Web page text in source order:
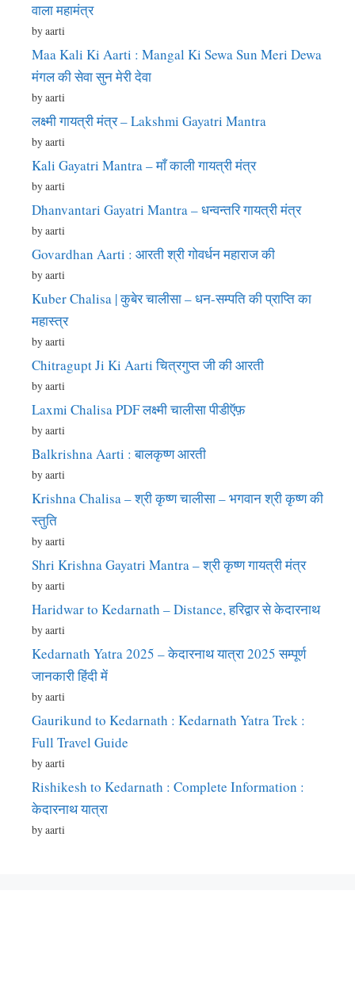
वाला महामंत्र
by aarti
Maa Kali Ki Aarti : Mangal Ki Sewa Sun Meri Dewa
मंगल की सेवा सुन मेरी देवा
by aarti
लक्ष्मी गायत्री मंत्र – Lakshmi Gayatri Mantra
by aarti
Kali Gayatri Mantra – माँ काली गायत्री मंत्र
by aarti
Dhanvantari Gayatri Mantra – धन्वन्तरि गायत्री मंत्र
by aarti
Govardhan Aarti : आरती श्री गोवर्धन महाराज की
by aarti
Kuber Chalisa | कुबेर चालीसा – धन-सम्पति की प्राप्ति का
महास्त्र
by aarti
Chitragupt Ji Ki Aarti चित्रगुप्त जी की आरती
by aarti
Laxmi Chalisa PDF लक्ष्मी चालीसा पीडीऍफ़
by aarti
Balkrishna Aarti : बालकृष्ण आरती
by aarti
Krishna Chalisa – श्री कृष्ण चालीसा – भगवान श्री कृष्ण की
स्तुति
by aarti
Shri Krishna Gayatri Mantra – श्री कृष्ण गायत्री मंत्र
by aarti
Haridwar to Kedarnath – Distance, हरिद्वार से केदारनाथ
by aarti
Kedarnath Yatra 2025 – केदारनाथ यात्रा 2025 सम्पूर्ण
जानकारी हिंदी में
by aarti
Gaurikund to Kedarnath : Kedarnath Yatra Trek :
Full Travel Guide
by aarti
Rishikesh to Kedarnath : Complete Information :
केदारनाथ यात्रा
by aarti